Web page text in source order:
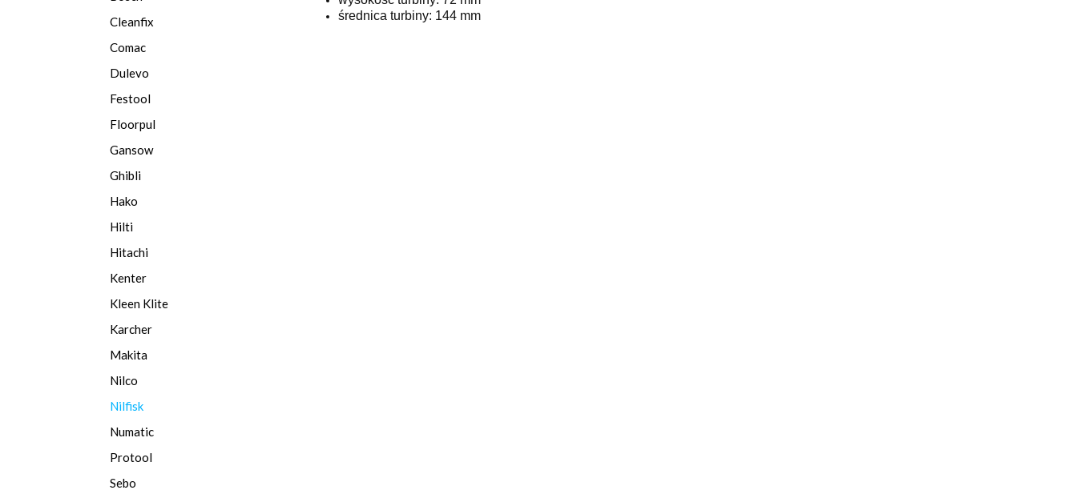
Cleanfix
Comac
Dulevo
Festool
Floorpul
Gansow
Ghibli
Hako
Hilti
Hitachi
Kenter
Kleen Klite
Karcher
Makita
Nilco
Nilfisk
Numatic
Protool
Sebo
średnica turbiny: 144 mm